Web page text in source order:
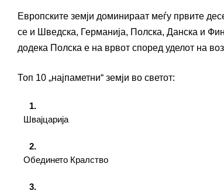
Европските земји доминираат меѓу првите
се и Шведска, Германија, Полска, Данска и
додека Полска е на врвот според уделот на
Топ 10 „најпаметни“ земји во светот:
Швајцарија
Обединето Кралство